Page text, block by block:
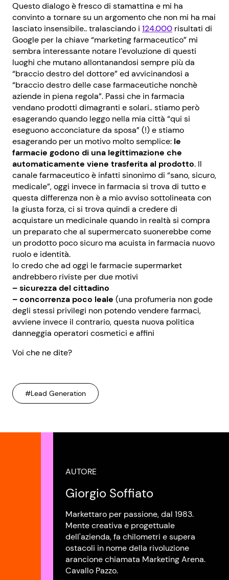
Questo dialogo è fresco di stamattina e mi ha
convinto a tornare su un argomento che non mi ha mai
lasciato insensibile.. tralasciando i 124.000 risultati di
Google per la chiave “marketing farmaceutico” mi
sembra interessante notare l’evoluzione di questi
luoghi che mutano allontanandosi sempre più da
“braccio destro del dottore” ed avvicinandosi a
“braccio destro delle case farmaceutiche nonchè
aziende in piena regola”. Passi che in farmacia
vendano prodotti dimagranti e solari.. stiamo però
esagerando quando leggo nella mia città “qui si
eseguono acconciature da sposa” (!) e stiamo
esagerando per un motivo molto semplice: le
farmacie godono di una legittimazione che
automaticamente viene trasferita al prodotto. Il
canale farmaceutico è infatti sinonimo di “sano, sicuro,
medicale”, oggi invece in farmacia si trova di tutto e
questa differenza non è a mio avviso sottolineata con
la giusta forza, ci si trova quindi a credere di
acquistare un medicinale quando in realtà si compra
un preparato che al supermercato suonerebbe come
un prodotto poco sicuro ma acuista in farmacia nuovo
ruolo e identità.
Io credo che ad oggi le farmacie supermarket
andrebbero riviste per due motivi
– sicurezza del cittadino
– concorrenza poco leale (una profumeria non gode
degli stessi privilegi non potendo vendere farmaci,
avviene invece il contrario, questa nuova politica
danneggia operatori cosmetici e affini
Voi che ne dite?
#Lead Generation
AUTORE
Giorgio Soffiato
Markettaro per passione, dal 1983.
Mente creativa e progettuale
dell'azienda, fa chilometri e supera
ostacoli in nome della rivoluzione
arancione chiamata Marketing Arena.
Cavallo Pazzo.